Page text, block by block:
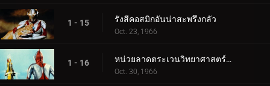
1 - 15 รังสีคอสมิกอันน่าสะพรึงกลัว
Oct. 23, 1966
1 - 16 หน่วยลาดตระเวนวิทยาศาสตร์สู่อวกาศ
Oct. 30, 1966